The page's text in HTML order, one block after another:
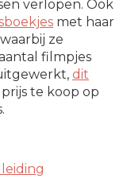
verlopen. Ook
met haar
ze
filmpjes
dit
te koop op